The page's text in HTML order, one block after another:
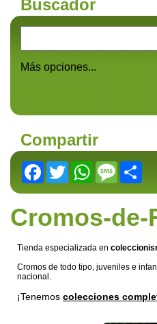
Buscador
Más opciones...
Compartir
Facebook
TwitterWhatsApp
Message
Cromos-de-
Tienda especializada en
Cromos de todo tipo, juveniles e
nacional.
¡Tenemos colecciones